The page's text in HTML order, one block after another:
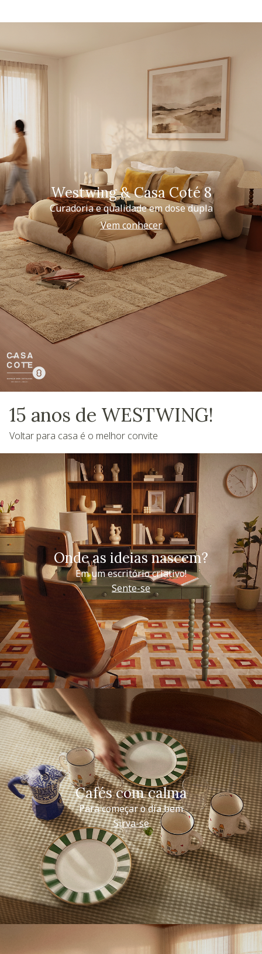
Westwing & Casa Coté 8
Curadoria e qualidade em dose dupla
Vem conhecer
15 anos de WESTWING!
Voltar para casa é o melhor convite
Onde as ideias nascem?
Em um escritório criativo!
Sente-se
Cafés com calma
Para começar o dia bem
Sirva-se